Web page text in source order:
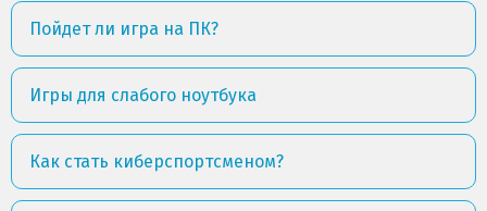
Пойдет ли игра на ПК?
Игры для слабого ноутбука
Как стать киберспортсменом?